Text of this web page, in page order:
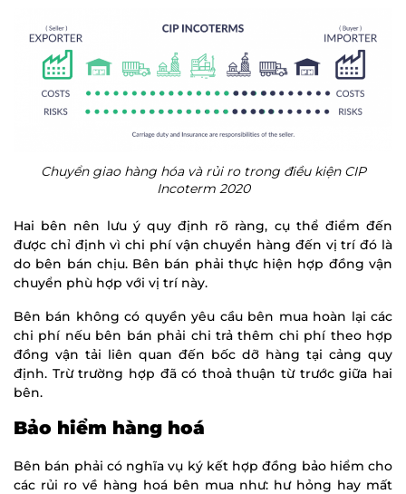
Chuyển giao hàng hóa và rủi ro trong điều kiện CIP
Incoterm 2020
Hai bên nên lưu ý quy định rõ ràng, cụ thể điểm đến
được chỉ định vì chi phí vận chuyển hàng đến vị trí đó là
do bên bán chịu. Bên bán phải thực hiện hợp đồng vận
chuyển phù hợp với vị trí này.
Bên bán không có quyền yêu cầu bên mua hoàn lại các
chi phí nếu bên bán phải chi trả thêm chi phí theo hợp
đồng vận tải liên quan đến bốc dỡ hàng tại cảng quy
định. Trừ trường hợp đã có thoả thuận từ trước giữa hai
bên.
Bảo hiểm hàng hoá
Bên bán phải có nghĩa vụ ký kết hợp đồng bảo hiểm cho
các rủi ro về hàng hoá bên mua như: hư hỏng hay mất